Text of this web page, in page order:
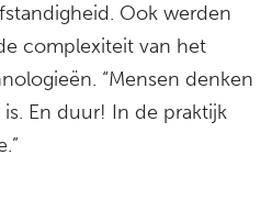
Ook werden
complexiteit van het
“Mensen denken
En duur! In de praktijk